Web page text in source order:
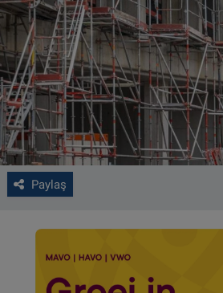
Paylaş
ALGEMENE VOORWAARDEN
CONTACT
Çerez Politikası